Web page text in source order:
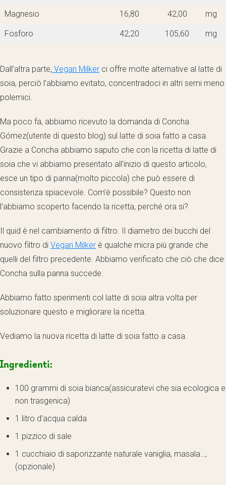
Magnesio 16,80 42,00 mg
Fosforo 42,20 105,60 mg
Dall’altra parte, Vegan Milker ci offre molte alternative al latte di
soia, perciò l’abbiamo evitato, concentradoci in altri semi meno
polemici.
Ma poco fa, abbiamo ricevuto la domanda di Concha
Gómez(utente di questo blog) sul latte di soia fatto a casa.
Grazie a Concha abbiamo saputo che con la ricetta di latte di
soia che vi abbiamo presentato all’inizio di questo articolo,
esce un tipo di panna(molto piccola) che può essere di
consistenza spiacevole. Com’è possibile? Questo non
l’abbiamo scoperto facendo la ricetta, perché ora si?
Il quid è nel cambiamento di filtro. Il diametro dei bucchi del
nuovo filtro di Vegan Milker è qualche micra più grande che
quelli del filtro precedente. Abbiamo verificato che ciò che dice
Concha sulla panna succede.
Abbiamo fatto sperimenti col latte di soia altra volta per
soluzionare questo e migliorare la ricetta.
Vediamo la nuova ricetta di latte di soia fatto a casa.
Ingredienti:
100 grammi di soia bianca(assicuratevi che sia ecologica e
non trasgenica)
1 litro d’acqua calda
1 pizzico di sale
1 cucchiaio di saporizzante naturale vaniglia, masala…,
(opzionale)